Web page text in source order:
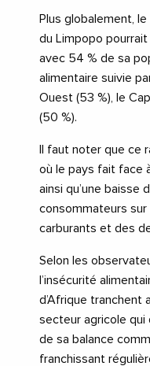
Plus globalement,
du Limpopo
avec 54 % de sa
alimentaire suivie
Ouest (53 %), le
(50 %).
Il faut noter que ce
où le pays fait face
ainsi qu’une baisse
consommateurs
carburants et des
Selon les
l’insécurité
d’Afrique tranchent
secteur agricole qui
de sa balance
franchissant